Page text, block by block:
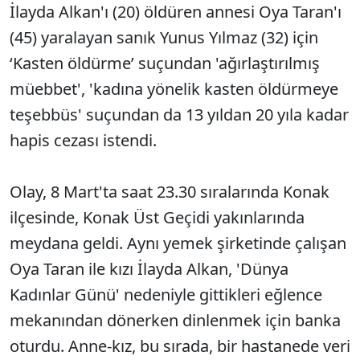
İlayda Alkan'ı (20) öldüren annesi Oya Taran'ı
(45) yaralayan sanık Yunus Yılmaz (32) için
‘Kasten öldürme’ suçundan 'ağırlaştırılmış
müebbet', 'kadına yönelik kasten öldürmeye
teşebbüs' suçundan da 13 yıldan 20 yıla kadar
hapis cezası istendi.
Olay, 8 Mart'ta saat 23.30 sıralarında Konak
ilçesinde, Konak Üst Geçidi yakınlarında
meydana geldi. Aynı yemek şirketinde çalışan
Oya Taran ile kızı İlayda Alkan, 'Dünya
Kadınlar Günü' nedeniyle gittikleri eğlence
mekanından dönerken dinlenmek için banka
oturdu. Anne-kız, bu sırada, bir hastanede veri